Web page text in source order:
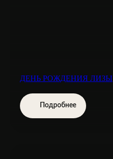
ДЕНЬ РОЖДЕНИЯ ЛИЗЫ
Подробнее